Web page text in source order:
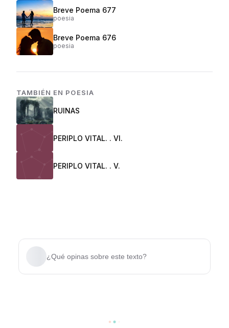
Breve Poema 677
poesia
Breve Poema 676
poesia
TAMBIÉN EN POESIA
RUINAS
PERIPLO VITAL. . VI.
PERIPLO VITAL. . V.
¿Qué opinas sobre este texto?